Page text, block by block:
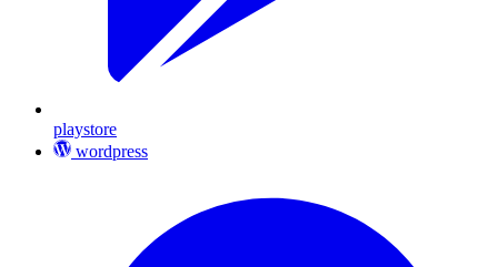
playstore
wordpress